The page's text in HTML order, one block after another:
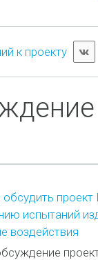
к проекту
испытаний
воздействия